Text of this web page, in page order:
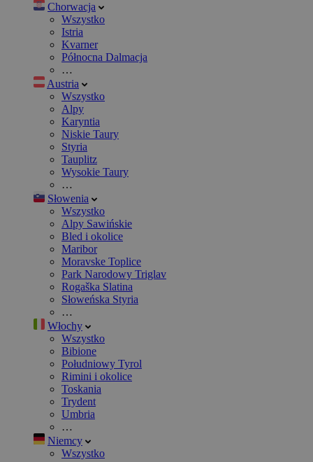
Chorwacja
Wszystko
Istria
Kvarner
Północna Dalmacja
…
Austria
Wszystko
Alpy
Karyntia
Niskie Taury
Styria
Tauplitz
Wysokie Taury
…
Słowenia
Wszystko
Alpy Sawińskie
Bled i okolice
Maribor
Moravske Toplice
Park Narodowy Triglav
Rogaška Slatina
Słoweńska Styria
…
Włochy
Wszystko
Bibione
Południowy Tyrol
Rimini i okolice
Toskania
Trydent
Umbria
…
Niemcy
Wszystko